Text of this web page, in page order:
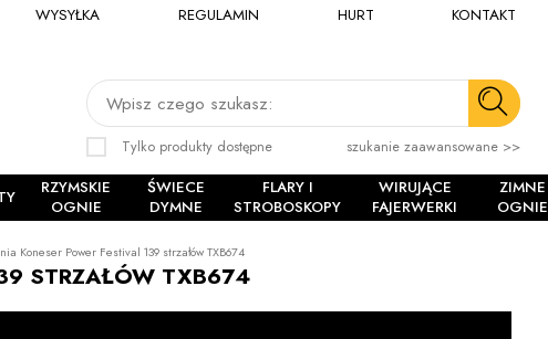
Wpisz czego szukasz:
Tylko produkty dostępne szukanie zaawansowane >>
WYSYŁKA REGULAMIN HURT KONTAKT
RZYMSKIE
OGNIE
ŚWIECE
DYMNE
FLARY I
STROBOSKOPY
WIRUJĄCE
FAJERWERKI
ZIMNE
OGNIE
Koneser Power Festival 139 strzałów TXB674
STRZAŁÓW TXB674